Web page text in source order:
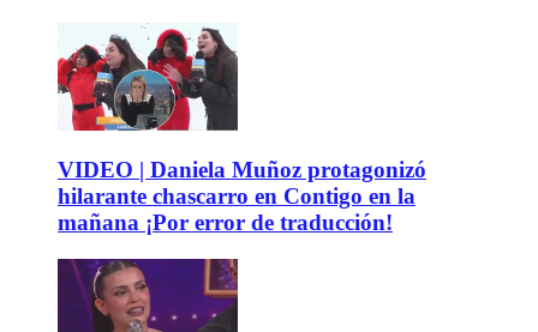
VIDEO | Daniela Muñoz protagonizó
hilarante chascarro en Contigo en la
mañana ¡Por error de traducción!